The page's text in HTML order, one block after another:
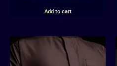
Add to cart